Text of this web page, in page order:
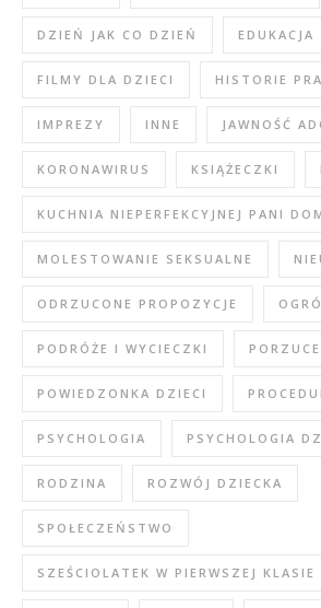
DZIEŃ JAK CO DZIEŃ EDUKACJA
FILMY DLA DZIECI HISTORIE
IMPREZY INNE JAWNOŚĆ
KORONAWIRUS KSIĄŻECZKI
KUCHNIA NIEPERFEKCYJNEJ PANI
MOLESTOWANIE SEKSUALNE
ODRZUCONE PROPOZYCJE
PODRÓŻE I WYCIECZKI
POWIEDZONKA DZIECI
PSYCHOLOGIA PSYCHOLOGIA
RODZINA ROZWÓJ DZIECKA
SPOŁECZEŃSTWO
SZEŚCIOLATEK W PIERWSZEJ KLASIE